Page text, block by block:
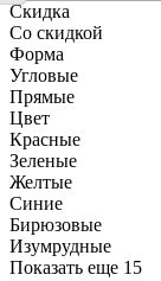
Скидка
Со скидкой
Форма
Угловые
Прямые
Цвет
Красные
Зеленые
Желтые
Синие
Бирюзовые
Изумрудные
Показать еще 15